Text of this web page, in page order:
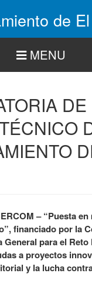
de
MENU
DE
– “Puesta
financiado por la
General para el
a proyectos
y la lucha